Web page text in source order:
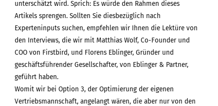
unterschätzt wird. Sprich: Es würde den Rahmen dieses
Artikels sprengen. Sollten Sie diesbezüglich nach
Experteninputs suchen, empfehlen wir Ihnen die Lektüre von
den Interviews, die wir mit Matthias Wolf, Co-Founder und
COO von Firstbird, und Florens Eblinger, Gründer und
geschäftsführender Gesellschafter, von Eblinger & Partner,
geführt haben.
Womit wir bei Option 3, der Optimierung der eigenen
Vertriebsmannschaft, angelangt wären, die aber nur von den